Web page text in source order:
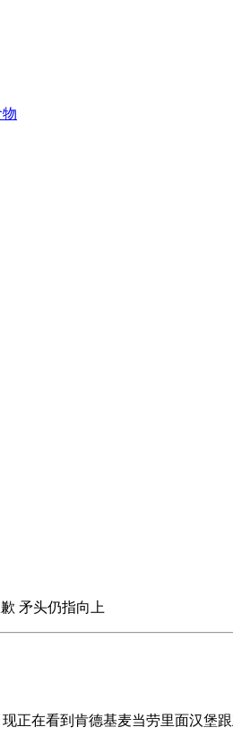
矛头仍指向上
在看到肯德基麦当劳里面汉堡跟